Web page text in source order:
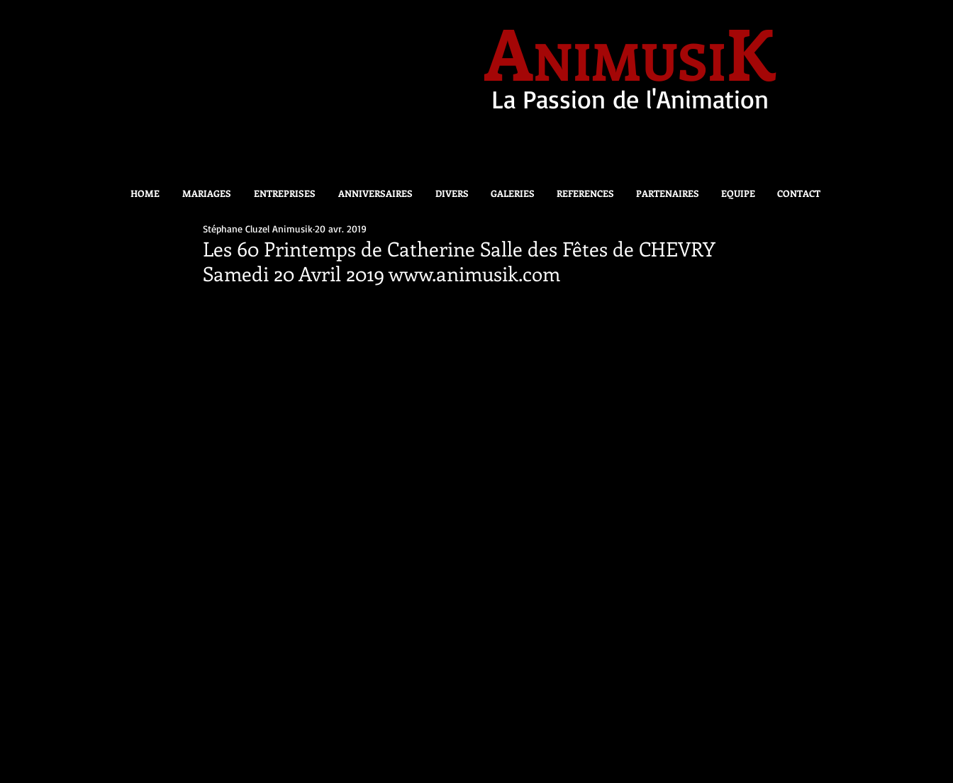
ANIMUSIK
La Passion de l'Animation
HOME MARIAGES ENTREPRISES ANNIVERSAIRES DIVERS GALERIES REFERENCES PARTENAIRES EQUIPE CONTACT
Les 60 Printemps de Catherine Salle des Fêtes de CHEVRY
Samedi 20 Avril 2019 www.animusik.com
Stéphane Cluzel Animusik20 avr. 2019